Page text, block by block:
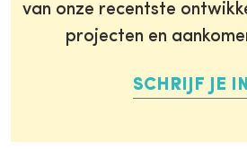
van onze recentste
projecten en
SCHRIJF JE IN